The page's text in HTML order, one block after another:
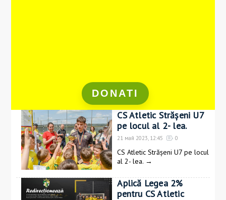
DONATI
CS Atletic Strășeni U7
pe locul al 2- lea.
21 май 2023, 12:45 0
CS Atletic Strășeni U7 pe locul
al 2- lea. →
Aplică Legea 2%
pentru CS Atletic